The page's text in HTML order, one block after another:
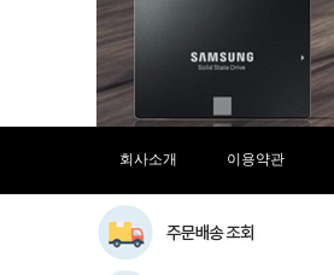
회사소개 이용약관